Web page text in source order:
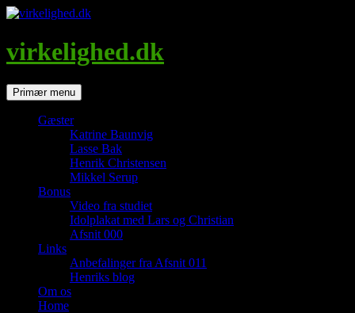
Hop
indhold
virkelighed.dk
SøgPrimær menu
Gæster
Katrine Baunvig
Lasse Bak
Henrik Christensen
Mikkel Serup
Bonus
Video fra studiet
Idolplakat med Lars og Christian
Afsnit 000
Links
Anbefalinger fra Afsnit 011
Henriks blog
Om os
Home